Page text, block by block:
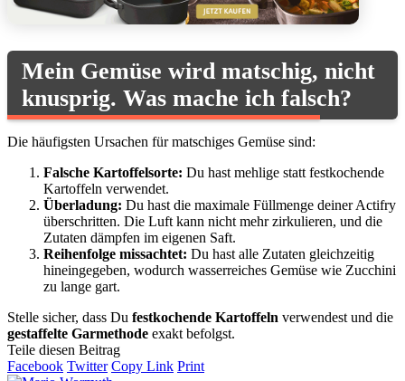
Mein Gemüse wird matschig, nicht
knusprig. Was mache ich falsch?
Die häufigsten Ursachen für matschiges Gemüse sind:
Falsche Kartoffelsorte: Du hast mehlige statt festkochende
Kartoffeln verwendet.
Überladung: Du hast die maximale Füllmenge deiner Actifry
überschritten. Die Luft kann nicht mehr zirkulieren, und die
Zutaten dämpfen im eigenen Saft.
Reihenfolge missachtet: Du hast alle Zutaten gleichzeitig
hineingegeben, wodurch wasserreiches Gemüse wie Zucchini
zu lange gart.
Stelle sicher, dass Du festkochende Kartoffeln verwendest und die
gestaffelte Garmethode exakt befolgst.
Teile diesen Beitrag
Facebook Twitter Copy Link Print